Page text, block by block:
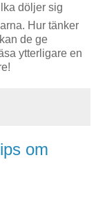
döljer sig
Hur tänker
de ge
ytterligare en
om